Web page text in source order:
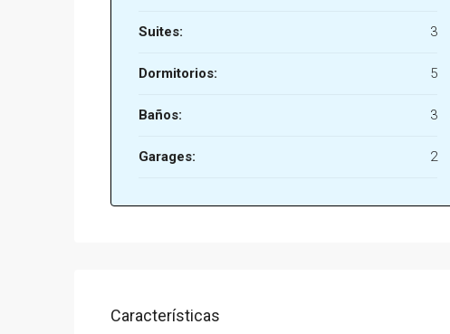
Suites: 3
Dormitorios: 5
Baños: 3
Garages: 2
Características